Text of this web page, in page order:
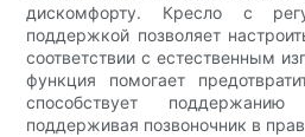
дискомфорту. Кресло с
поддержкой позволяет
соответствии с естественным
функция помогает
способствует
поддерживая позвоночник в